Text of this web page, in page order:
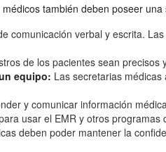
también deben poseer
comunicación verbal y escrita.
de los pacientes sean
equipo: Las secretarias
y comunicar información
usar el EMR y otros programas
deben poder mantener la